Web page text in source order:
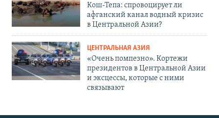
Кош-Тепа: спровоцирует ли
афганский канал водный кризис
в Центральной Азии?
ЦЕНТРАЛЬНАЯ АЗИЯ
«Очень помпезно». Кортежи
президентов в Центральной Азии
и эксцессы, которые с ними
связывают